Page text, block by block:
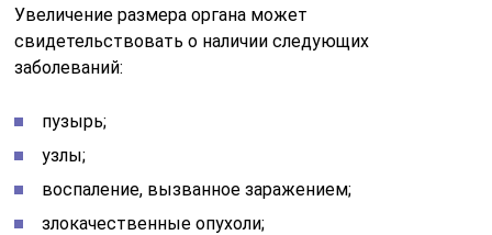
Увеличение размера органа может
свидетельствовать о наличии следующих
заболеваний:
пузырь;
узлы;
воспаление, вызванное заражением;
злокачественные опухоли;